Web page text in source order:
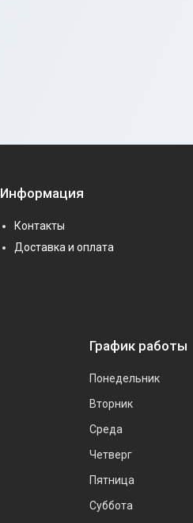
Информация
Контакты
Доставка и оплата
График работы
Понедельник
Вторник
Среда
Четверг
Пятница
Суббота